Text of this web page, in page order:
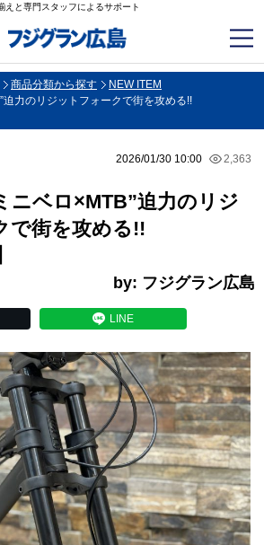
えと専門スタッフによるサポート
商品分類から探す
NEW ITEM
迫力のリジットフォークで街を攻める!!
2026/01/30 10:00 2,363
ニベロ×MTB”迫力のリジ
で街を攻める!!
by: フジグラン広島
LINE